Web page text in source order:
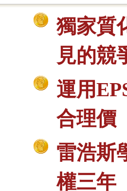
獨家質
見的競
運用
合理價
雷浩斯
權三年